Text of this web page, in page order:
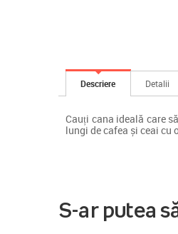
Descriere Detalii
Cauți cana ideală care
lungi de cafea și ceai cu
S-ar putea